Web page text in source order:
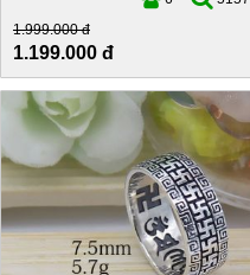
1.999.000 đ
1.199.000 đ